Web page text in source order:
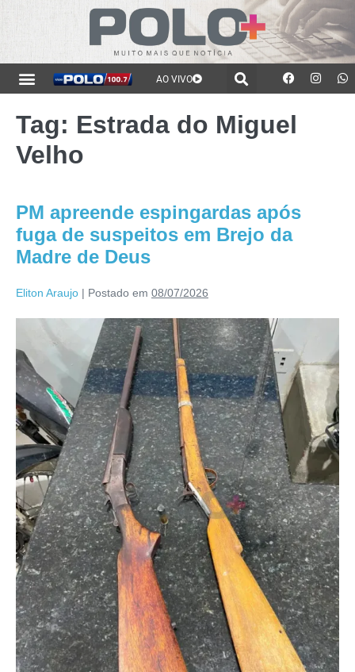
AO VIVO
Tag: Estrada do Miguel
Velho
PM apreende espingardas após
fuga de suspeitos em Brejo da
Madre de Deus
Eliton Araujo | Postado em 08/07/2026